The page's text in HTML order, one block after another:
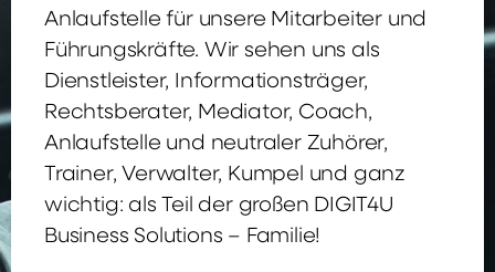
Anlaufstelle für unsere Mitarbeiter und
Führungskräfte. Wir sehen uns als
Dienstleister, Informationsträger,
Rechtsberater, Mediator, Coach,
Anlaufstelle und neutraler Zuhörer,
Trainer, Verwalter, Kumpel und ganz
wichtig: als Teil der großen DIGIT4U
Business Solutions – Familie!